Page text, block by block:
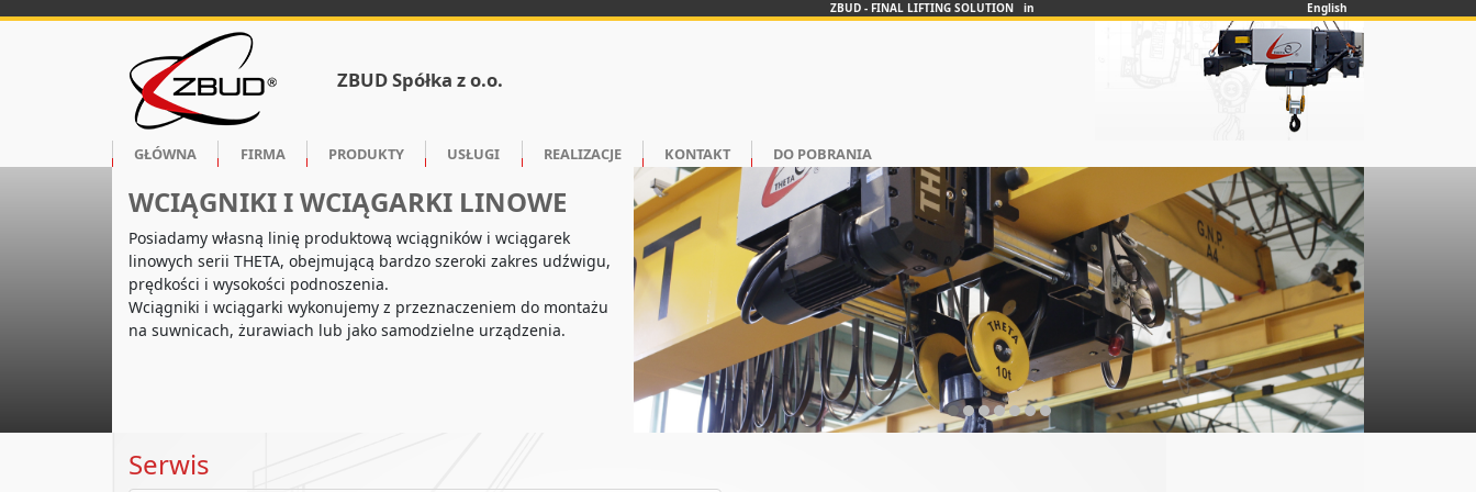
ZBUD - FINAL LIFTING SOLUTION in English
ZBUD Spółka z o.o.
GŁÓWNA FIRMA PRODUKTY USŁUGI REALIZACJE KONTAKT DO POBRANIA
WCIĄGNIKI I WCIĄGARKI LINOWE
Posiadamy własną linię produktową wciągników i wciągarek
linowych serii THETA, obejmującą bardzo szeroki zakres udźwigu,
prędkości i wysokości podnoszenia.
Wciągniki i wciągarki wykonujemy z przeznaczeniem do montażu
na suwnicach, żurawiach lub jako samodzielne urządzenia.
❮ ❯
Serwis